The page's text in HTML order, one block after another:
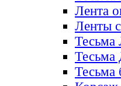
Лента
Ленты
Тесьма
Тесьма